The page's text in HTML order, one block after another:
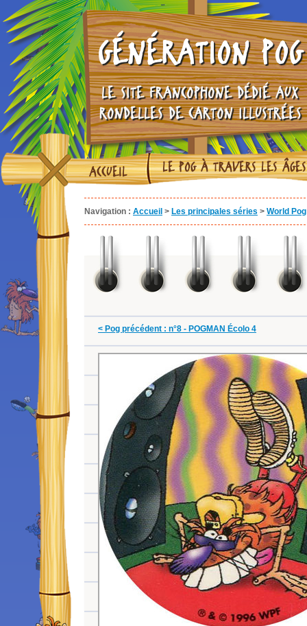
GÉNÉRATION POG
LE SITE FRANCOPHONE DÉDIÉ AUX
RONDELLES DE CARTON ILLUSTRÉES
ACCUEIL LE POG À TRAVERS LES ÂGES
Navigation : Accueil > Les principales séries > World
< Pog précédent : n°8 - POGMAN Écolo 4